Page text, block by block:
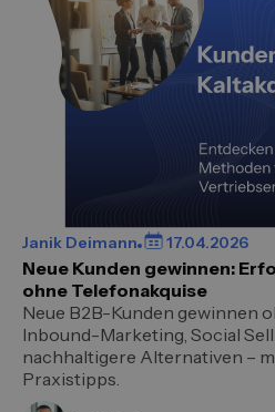
Janik Deimann 17.04.2026
Neue Kunden gewinnen:
ohne Telefonakquise
Neue B2B-Kunden gewinnen
Inbound-Marketing, Social
nachhaltigere Alternativen –
Praxistipps.